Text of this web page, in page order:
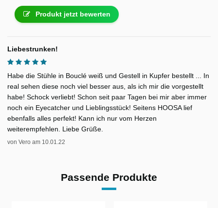
Produkt jetzt bewerten
Lie­bes­trun­ken!
Habe die Stühle in Bouclé weiß und Gestell in Kupfer bestellt ... In
real sehen diese noch viel besser aus, als ich mir die vorgestellt
habe! Schock verliebt! Schon seit paar Tagen bei mir aber immer
noch ein Eyecatcher und Lieblingsstück! Seitens HOOSA lief
ebenfalls alles perfekt! Kann ich nur vom Herzen
weiterempfehlen. Liebe Grüße.
von Vero am 10.01.22
Passende Produkte